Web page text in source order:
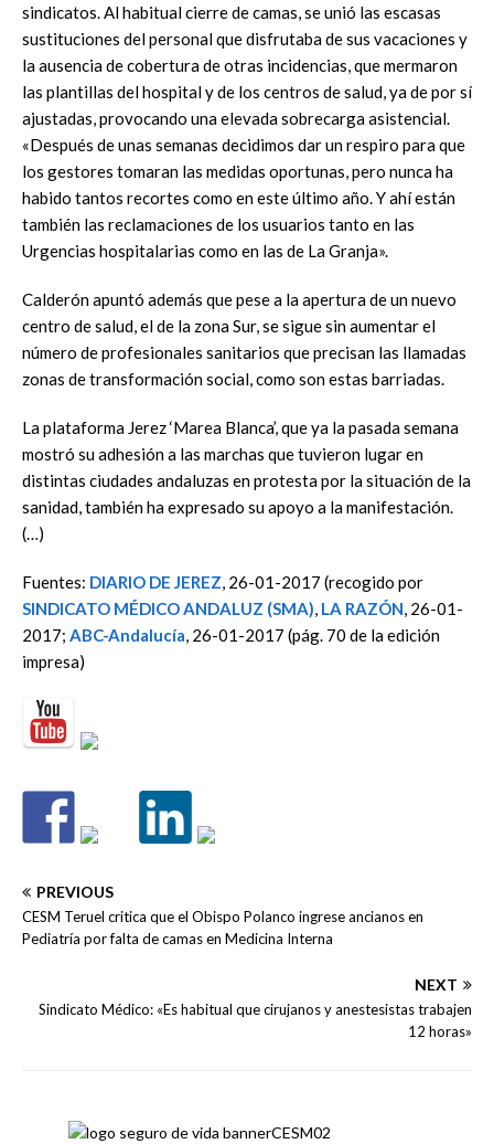
sindicatos. Al habitual cierre de camas, se unió las escasas
sustituciones del personal que disfrutaba de sus vacaciones y
la ausencia de cobertura de otras incidencias, que mermaron
las plantillas del hospital y de los centros de salud, ya de por sí
ajustadas, provocando una elevada sobrecarga asistencial.
«Después de unas semanas decidimos dar un respiro para que
los gestores tomaran las medidas oportunas, pero nunca ha
habido tantos recortes como en este último año. Y ahí están
también las reclamaciones de los usuarios tanto en las
Urgencias hospitalarias como en las de La Granja».
Calderón apuntó además que pese a la apertura de un nuevo
centro de salud, el de la zona Sur, se sigue sin aumentar el
número de profesionales sanitarios que precisan las llamadas
zonas de transformación social, como son estas barriadas.
La plataforma Jerez ‘Marea Blanca’, que ya la pasada semana
mostró su adhesión a las marchas que tuvieron lugar en
distintas ciudades andaluzas en protesta por la situación de la
sanidad, también ha expresado su apoyo a la manifestación.
(…)
Fuentes: DIARIO DE JEREZ, 26-01-2017 (recogido por
SINDICATO MÉDICO ANDALUZ (SMA), LA RAZÓN, 26-01-
2017; ABC-Andalucía, 26-01-2017 (pág. 70 de la edición
impresa)
PREVIOUS
CESM Teruel critica que el Obispo Polanco ingrese ancianos en
Pediatría por falta de camas en Medicina Interna
NEXT
Sindicato Médico: «Es habitual que cirujanos y anestesistas trabajen
12 horas»